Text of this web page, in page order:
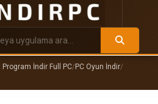
Program İndir Full PC/PC Oyun İndir/